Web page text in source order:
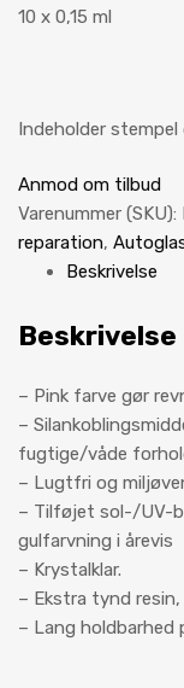
10 x 0,15 ml
Indeholder
Anmod om tilbud
Varenummer (SKU):
reparation,
Beskrivelse
Beskrivelse
– Pink farve gør
–
fugtige/våde
– Lugtfri og
– Tilføjet sol-/UV-
gulfarvning i årevis
– Krystalklar.
– Ekstra tynd
– Lang holdbarhed